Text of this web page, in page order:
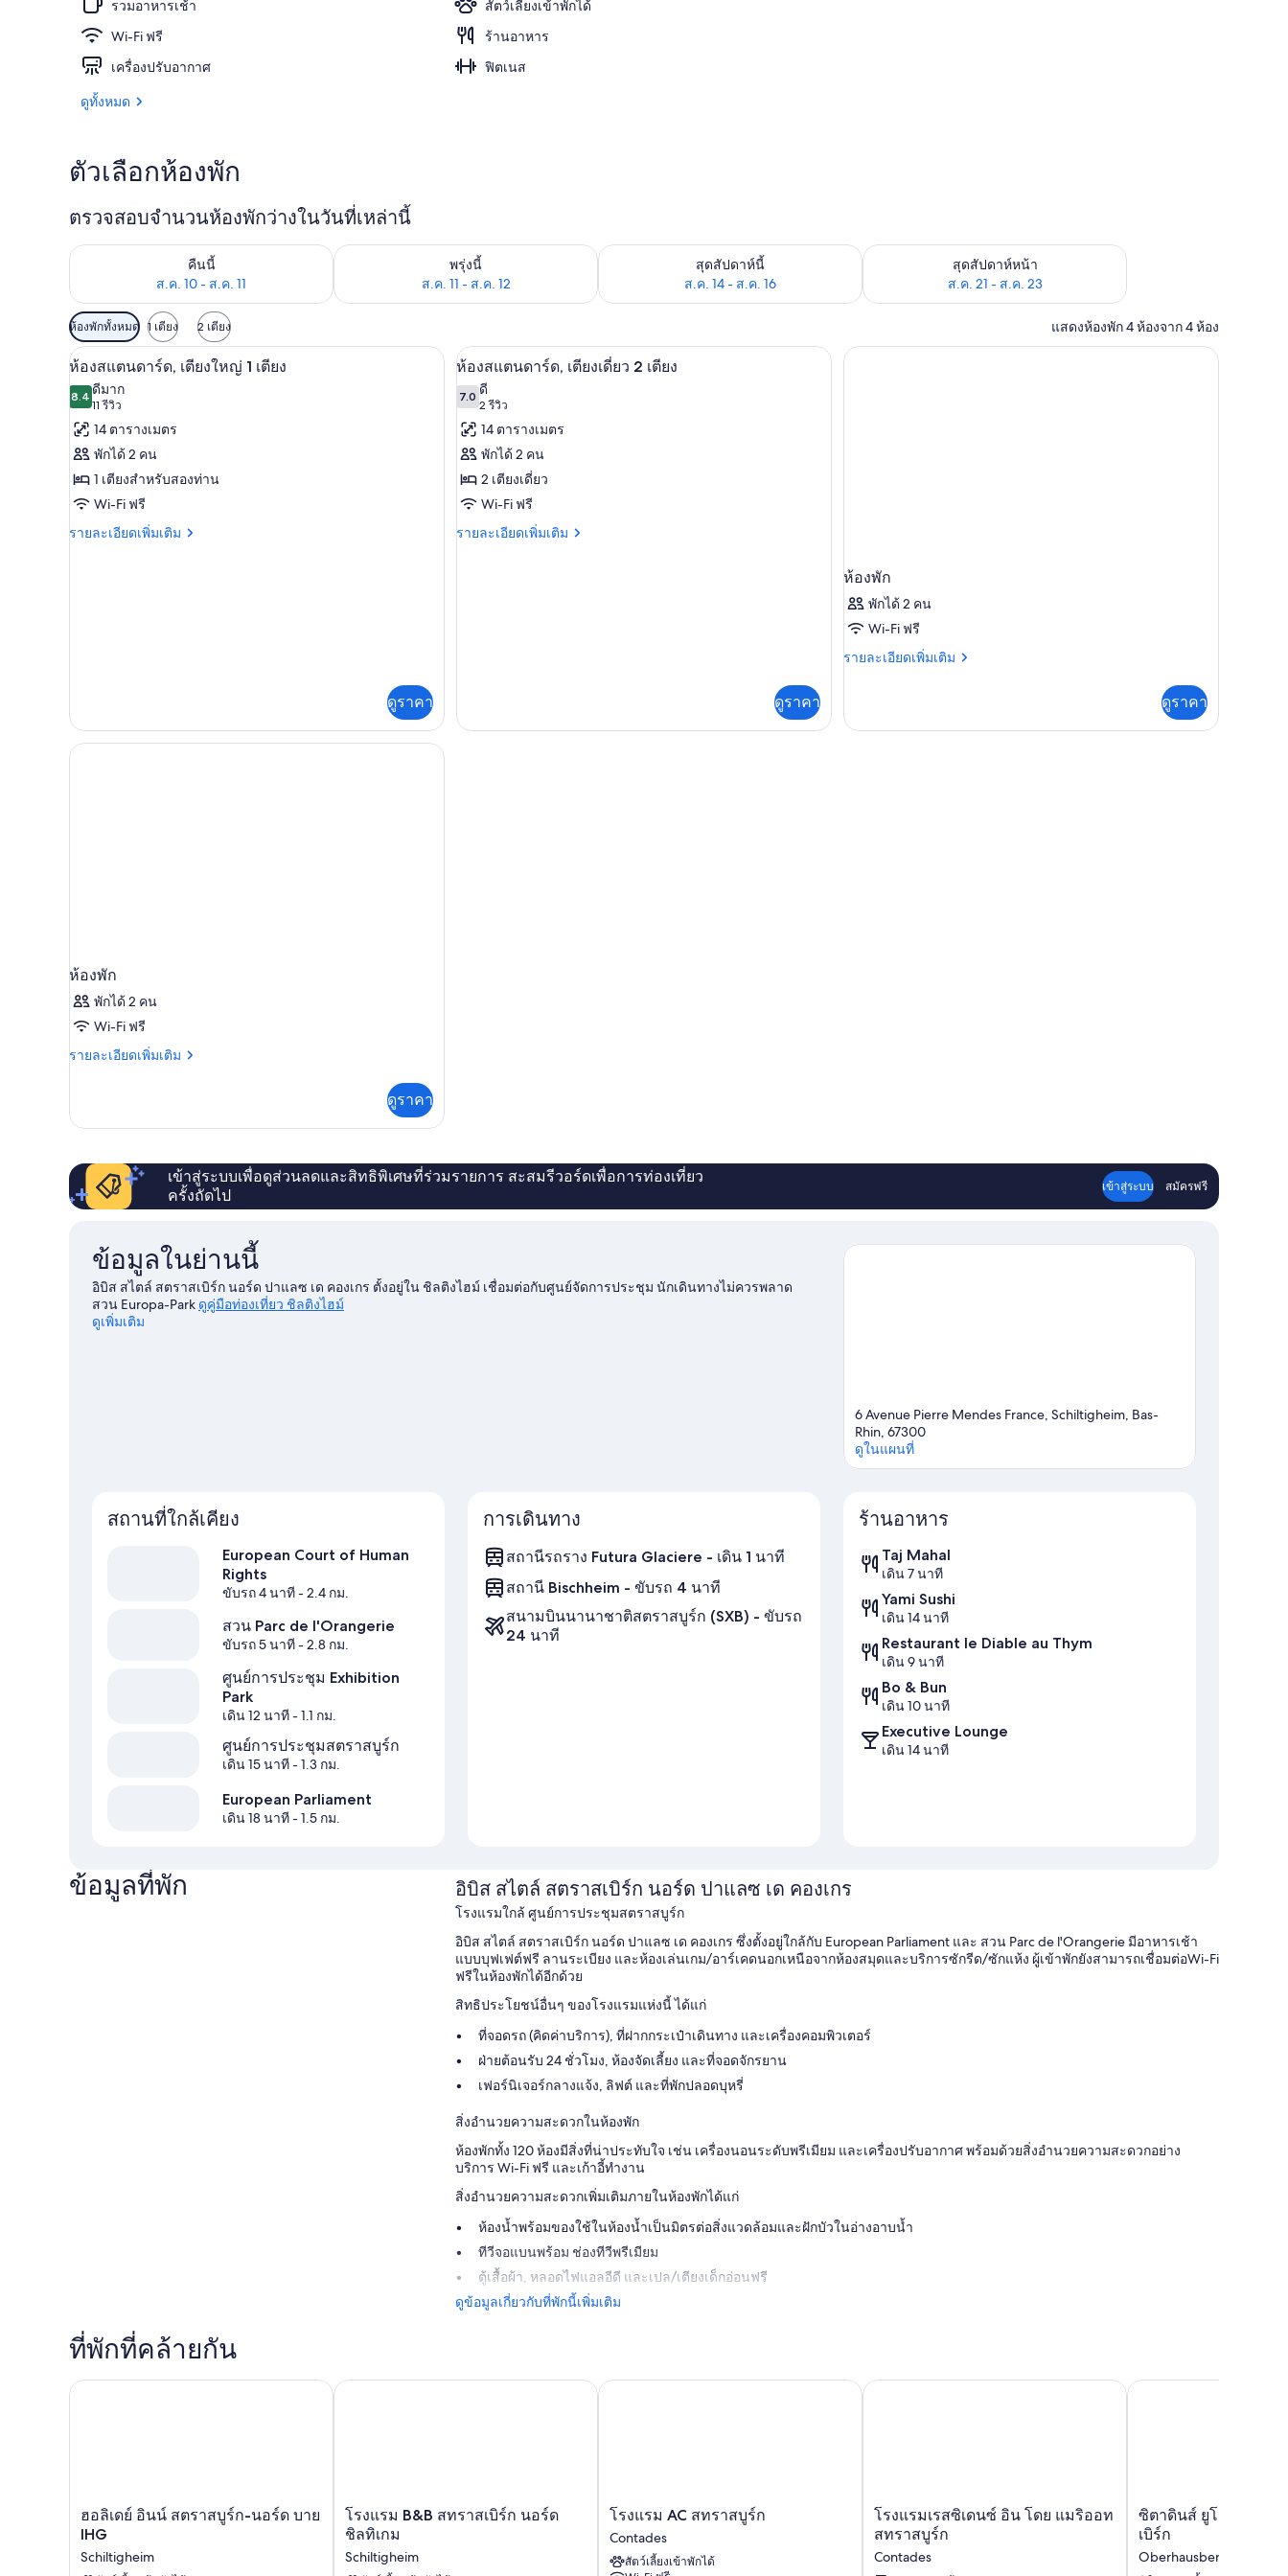
รวมอาหารเช้า
สัตว์เลี้ยงเข้าพักได้
Wi-Fi ฟรี
ร้านอาหาร
เครื่องปรับอากาศ
ฟิตเนส
ดูทั้งหมด
ตัวเลือกห้องพัก
ตรวจสอบจำนวนห้องพักว่างในวันที่เหล่านี้
คืนนี้
ส.ค. 10 - ส.ค. 11
ตรวจสอบจำนวนห้องพักว่างในคืนนี้ ส.ค. 10 - ส.ค. 11
พรุ่งนี้
ส.ค. 11 - ส.ค. 12
ตรวจสอบจำนวนห้องพักว่างในพรุ่งนี้ ส.ค. 11 - ส.ค. 12
สุดสัปดาห์นี้
ส.ค. 14 - ส.ค. 16
ตรวจสอบจำนวนห้องพักว่างในสุดสัปดาห์นี้ ส.ค. 14 - ส.ค. 16สุดสัปดาห์หน้า
ส.ค. 21 - ส.ค. 23
ตรวจสอบจำนวนห้องพักว่างในสุดสัปดาห์หน้า ส.ค. 21 - ส.ค. 23
ตัว
กรอง
ที่
มี
ให้
สำหรับ
ห้อง
พัก
ห้องพักทั้งหมด 1 เตียง 2 เตียง แสดงห้องพัก 4 ห้องจาก 4 ห้อง
เปิด
ภาพถ่าย
ทั้งหมด
ของ
ห้อง
สแตนดาร์ด,
เตียง
ห้องสแตนดาร์ด, เตียงใหญ่ 1 เตียง | เครื่องนอนระดับพรีเมียม, โต๊ะทำงาน, ผ้าม่านกันแสง, ห้องเก็บเสียง
12
ห้องสแตนดาร์ด, เตียงใหญ่ 1 เตียง
8.48.4 จาก 10
ดีมาก
11 รีวิว
(11
รีวิว)
14 ตารางเมตร
พักได้ 2 คน
1 เตียงสำหรับสองท่าน
Wi-Fi ฟรี
รายละเอียดเพิ่มเติม
ราย
เตียง
ดูราคา
เปิด
ภาพถ่าย
ทั้งหมด
ของ
ห้อง
สแตนดาร์ด,
เตียง
ห้องสแตนดาร์ด, เตียงเดี่ยว 2 เตียง | เครื่องนอนระดับพรีเมียม, โต๊ะทำงาน, ผ้าม่านกันแสง, ห้องเก็บเสียง
9
ห้องสแตนดาร์ด, เตียงเดี่ยว 2 เตียง
7.07.0 จาก 10
ดี
2 รีวิว
(2
รีวิว)
14 ตารางเมตร
พักได้ 2 คน
2 เตียงเดี่ยว
Wi-Fi ฟรี
รายละเอียดเพิ่มเติม
ราย
เตียง
ดูราคา
ห้องพัก
พักได้ 2 คน
Wi-Fi ฟรี
รายละเอียดเพิ่มเติม
ราย
เกี่ยว
ดูราคา
ห้องพัก
พักได้ 2 คน
Wi-Fi ฟรี
รายละเอียดเพิ่มเติม
ราย
เกี่ยว
พัก
ดูราคา
เข้าสู่ระบบเพื่อดูส่วนลดและสิทธิพิเศษที่ร่วมรายการ สะสมรีวอร์ดเพื่อการท่องเที่ยว
ครั้งถัดไป
เข้าสู่ระบบ สมัครฟรี
ข้อมูลในย่านนี้
อิบิส สไตล์ สตราสเบิร์ก นอร์ด ปาแลซ เด คองเกร ตั้งอยู่ใน ชิลติงไฮม์ เชื่อมต่อกับศูนย์จัดการประชุม นักเดินทางไม่ควรพลาด
สวน Europa-Park ดูคู่มือท่องเที่ยว ชิลติงไฮม์
ดูเพิ่มเติม
6 Avenue Pierre Mendes France, Schiltigheim, Bas-
Rhin, 67300
ดูในแผนที่
สถานที่ใกล้เคียง
European Court of Human
Rights
ขับรถ 4 นาที- 2.4 กม.
สวน Parc de l'Orangerie
ขับรถ 5 นาที- 2.8 กม.
ศูนย์การประชุม Exhibition
Park
เดิน 12 นาที- 1.1 กม.
ศูนย์การประชุมสตราสบูร์ก
เดิน 15 นาที- 1.3 กม.
European Parliament
เดิน 18 นาที- 1.5 กม.
การเดินทาง
สถานีรถราง Futura Glaciere - เดิน 1 นาที
สถานี Bischheim - ขับรถ 4 นาที
สนามบินนานาชาติสตราสบูร์ก (SXB) - ขับรถ
24 นาที
ร้านอาหาร
Taj Mahal
เดิน 7 นาที
Yami Sushi
เดิน 14 นาที
Restaurant le Diable au Thym
เดิน 9 นาที
Bo & Bun
เดิน 10 นาที
Executive Lounge
เดิน 14 นาที
ข้อมูลที่พัก อิบิส สไตล์ สตราสเบิร์ก นอร์ด ปาแลซ เด คองเกร
โรงแรมใกล้ ศูนย์การประชุมสตราสบูร์ก
อิบิส สไตล์ สตราสเบิร์ก นอร์ด ปาแลซ เด คองเกร ซึ่งตั้งอยู่ใกล้กับ European Parliament และ สวน Parc de l'Orangerie มีอาหารเช้า
แบบบุฟเฟต์ฟรี ลานระเบียง และห้องเล่นเกม/อาร์เคดนอกเหนือจากห้องสมุดและบริการซักรีด/ซักแห้ง ผู้เข้าพักยังสามารถเชื่อมต่อWi-Fi
ฟรีในห้องพักได้อีกด้วย
สิทธิประโยชน์อื่นๆ ของโรงแรมแห่งนี้ ได้แก่
ที่จอดรถ (คิดค่าบริการ), ที่ฝากกระเป๋าเดินทาง และเครื่องคอมพิวเตอร์
ฝ่ายต้อนรับ 24 ชั่วโมง, ห้องจัดเลี้ยง และที่จอดจักรยาน
เฟอร์นิเจอร์กลางแจ้ง, ลิฟต์ และที่พักปลอดบุหรี่
สิ่งอำนวยความสะดวกในห้องพัก
ห้องพักทั้ง 120 ห้องมีสิ่งที่น่าประทับใจ เช่น เครื่องนอนระดับพรีเมียม และเครื่องปรับอากาศ พร้อมด้วยสิ่งอำนวยความสะดวกอย่าง
บริการ Wi-Fi ฟรี และเก้าอี้ทำงาน
สิ่งอำนวยความสะดวกเพิ่มเติมภายในห้องพักได้แก่
ห้องน้ำพร้อมของใช้ในห้องน้ำเป็นมิตรต่อสิ่งแวดล้อมและฝักบัวในอ่างอาบน้ำ
ทีวีจอแบนพร้อม ช่องทีวีพรีเมียม
ตู้เสื้อผ้า, หลอดไฟแอลอีดี และเปล/เตียงเด็กอ่อนฟรี
ดูข้อมูลเกี่ยวกับที่พักนี้เพิ่มเติม
ที่พักที่คล้ายกัน
ฮอ
ลิ
อินน์
ฮอลิเดย์ อินน์ สตราสบูร์ก-นอร์ด บาย
IHG
Schiltigheim
ฮอลิเดย์ อินน์ สตราสบูร์ก-นอร์ด บาย IHG
โรงแรม
B&B
ทราส
โรงแรม B&B สทราสเบิร์ก นอร์ด
ชิลทิเกม
Schiltigheim
โรงแรม B&B สทราสเบิร์ก นอร์ด ชิลทิเกม
โรงแรม
AC
ส
ทรา
โรงแรม AC สทราสบูร์ก
Contades
สัตว์เลี้ยงเข้าพักได้
โรงแรม AC สทราสบูร์ก
โรง
แรม
ซิ
โรงแรมเรสซิเดนซ์ อิน โดย แมริออท
สทราสบูร์ก
Contades
โรงแรมเรสซิเดนซ์ อิน โดย แมริออท สทราสบูร์ก
ซิ
ตา
ส์
ซิตาดินส์ ยูโรเมโทรโ
เบิร์ก
Oberhausbergen
ซิตาดินส์ ยูโรเมโทรโพ